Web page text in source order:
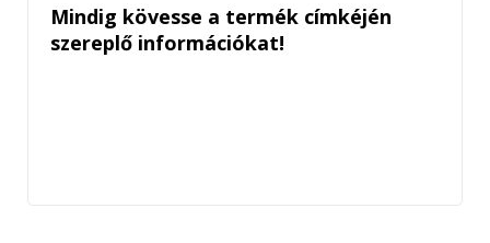
Mindig kövesse a termék címkéjén
szereplő információkat!